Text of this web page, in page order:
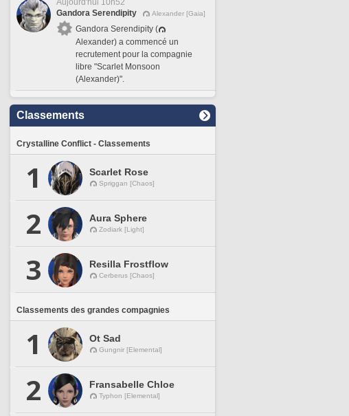
Aujourd'hui 10h52
Gandora Serendipity
Alexander [Gaia]
Gandora Serendipity (
Alexander) a commencé un
recrutement pour la compagnie
libre "Scarlet Monsoon
(Alexander)".
Classements
Crystalline Conflict - Classements
1 Scarlet Rose
Spriggan [Chaos]
2 Aura Sphere
Zodiark [Light]
3 Resilla Frostflow
Cerberus [Chaos]
Classements des grandes compagnies
1 Ot Sad
Gungnir [Elemental]
2 Fransabelle Chloe
Typhon [Elemental]